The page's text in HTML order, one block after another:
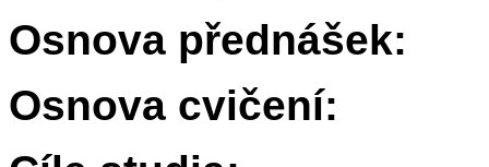
Osnova přednášek:
Osnova cvičení: